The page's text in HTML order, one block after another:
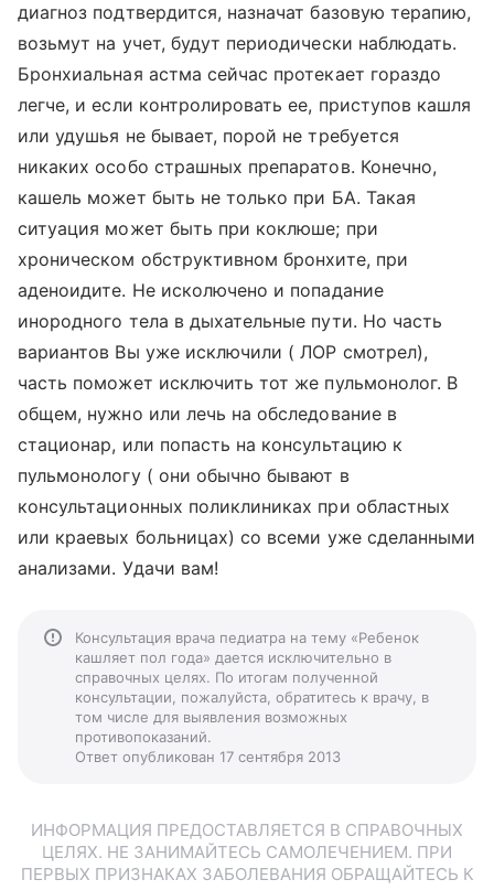
диагноз подтвердится, назначат базовую терапию,
возьмут на учет, будут периодически наблюдать.
Бронхиальная астма сейчас протекает гораздо
легче, и если контролировать ее, приступов кашля
или удушья не бывает, порой не требуется
никаких особо страшных препаратов. Конечно,
кашель может быть не только при БА. Такая
ситуация может быть при коклюше; при
хроническом обструктивном бронхите, при
аденоидите. Не исколючено и попадание
инородного тела в дыхательные пути. Но часть
вариантов Вы уже исключили ( ЛОР смотрел),
часть поможет исключить тот же пульмонолог. В
общем, нужно или лечь на обследование в
стационар, или попасть на консультацию к
пульмонологу ( они обычно бывают в
консультационных поликлиниках при областных
или краевых больницах) со всеми уже сделанными
анализами. Удачи вам!
Консультация врача педиатра на тему «Ребенок
кашляет пол года» дается исключительно в
справочных целях. По итогам полученной
консультации, пожалуйста, обратитесь к врачу, в
том числе для выявления возможных
противопоказаний.
Ответ опубликован 17 сентября 2013
ИНФОРМАЦИЯ ПРЕДОСТАВЛЯЕТСЯ В СПРАВОЧНЫХ
ЦЕЛЯХ. НЕ ЗАНИМАЙТЕСЬ САМОЛЕЧЕНИЕМ. ПРИ
ПЕРВЫХ ПРИЗНАКАХ ЗАБОЛЕВАНИЯ ОБРАЩАЙТЕСЬ К